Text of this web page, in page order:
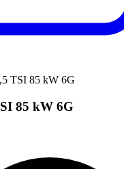
TSI 85 kW 6G
85 kW 6G